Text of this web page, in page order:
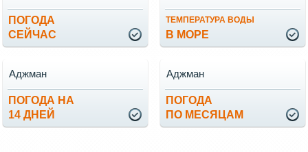
ПОГОДА
СЕЙЧАС
ТЕМПЕРАТУРА ВОДЫ
В МОРЕ
ПОГОДА НА
14 ДНЕЙ
Аджман
ПОГОДА
ПО МЕСЯЦАМ
Аджман